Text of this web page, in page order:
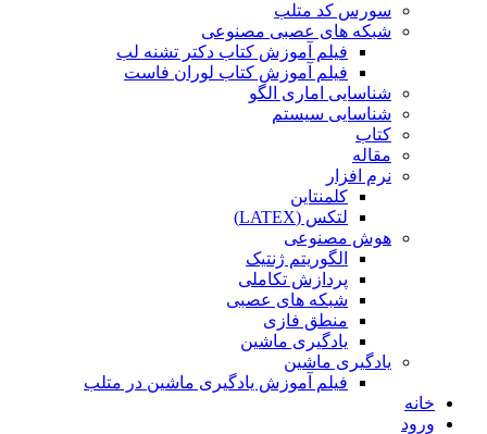
سورس کد متلب
شبکه های عصبی مصنوعی
فیلم آموزش کتاب دکتر تشنه لب
فیلم آموزش کتاب لوران فاست
شناسایی اماری الگو
شناسایی سیستم
کتاب
مقاله
نرم افزار
کلمنتاین
لتکس (LATEX)
هوش مصنوعی
الگوریتم ژنتیک
پردازش تکاملی
شبکه های عصبی
منطق فازی
یادگیری ماشین
یادگیری ماشین
فیلم آموزش یادگیری ماشین در متلب
خانه
ورود